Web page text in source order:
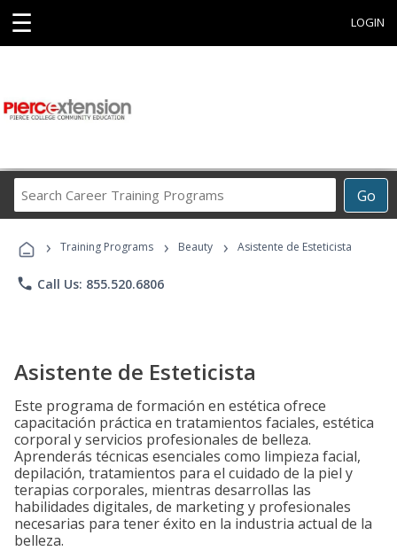
☰ LOGIN
Go
Career
Programs
› Training Programs › Beauty › Asistente de Esteticista
phone Call Us: 855.520.6806
Asistente de Esteticista
Este programa de formación en estética ofrece
capacitación práctica en tratamientos faciales, estética
corporal y servicios profesionales de belleza.
Aprenderás técnicas esenciales como limpieza facial,
depilación, tratamientos para el cuidado de la piel y
terapias corporales, mientras desarrollas las
habilidades digitales, de marketing y profesionales
necesarias para tener éxito en la industria actual de la
belleza.